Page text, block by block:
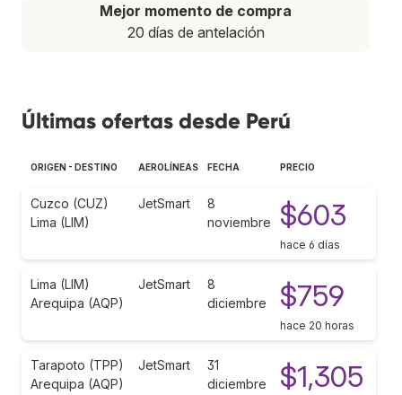
Mejor momento de compra
20 días de antelación
Últimas ofertas desde Perú
ORIGEN - DESTINO AEROLÍNEAS FECHA PRECIO
Cuzco (CUZ)
Lima (LIM)
JetSmart
8
noviembre
$603
hace 6 días
Lima (LIM)
Arequipa (AQP)
JetSmart
8
diciembre
$759
hace 20 horas
Tarapoto (TPP)
Arequipa (AQP)
JetSmart
31
diciembre
$1,305